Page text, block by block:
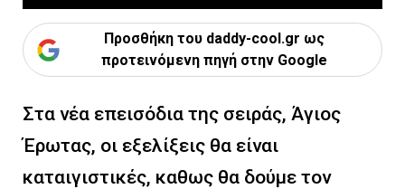
Προσθήκη του daddy-cool.gr ως
προτεινόμενη πηγή στην Google
Στα νέα επεισόδια της σειράς, Άγιος
Έρωτας, οι εξελίξεις θα είναι
καταιγιστικές, καθως θα δούμε τον